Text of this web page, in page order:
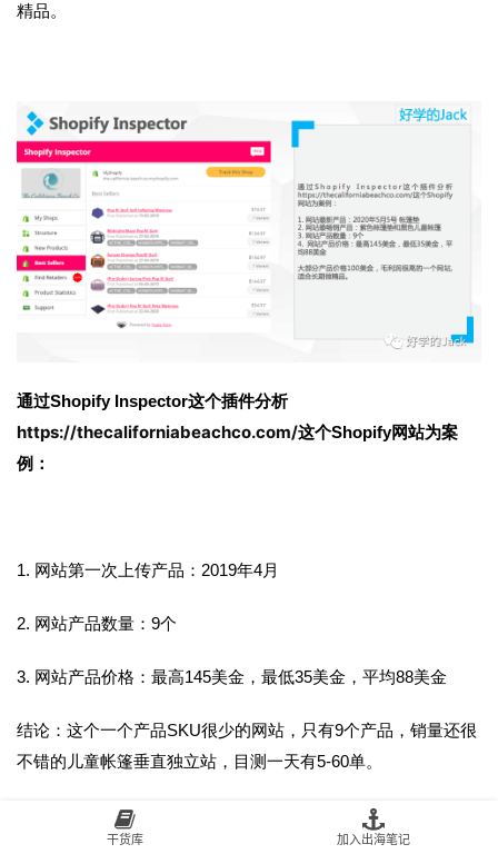
精品。
通过Shopify Inspector这个插件分析
https://thecaliforniabeachco.com/这个Shopify网站为案
例：
1. 网站第一次上传产品：2019年4月
2. 网站产品数量：9个
3. 网站产品价格：最高145美金，最低35美金，平均88美金
结论：这个一个产品SKU很少的网站，只有9个产品，销量还很
不错的儿童帐篷垂直独立站，目测一天有5-60单。
干货库 加入出海笔记